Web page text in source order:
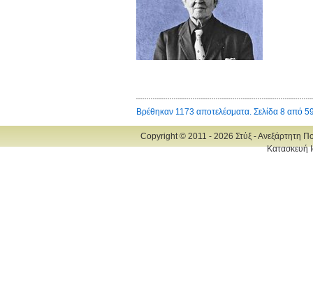
Βρέθηκαν 1173 αποτελέσματα. Σελίδα 8 από
Copyright © 2011 - 2026 Στύξ - Ανεξάρτητη
Κατασκευή